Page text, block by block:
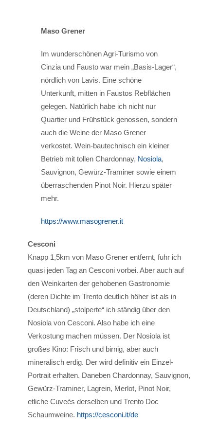
Maso Grener
Im wunderschönen Agri-Turismo von
Cinzia und Fausto war mein „Basis-Lager“,
nördlich von Lavis. Eine schöne
Unterkunft, mitten in Faustos Rebflächen
gelegen. Natürlich habe ich nicht nur
Quartier und Frühstück genossen, sondern
auch die Weine der Maso Grener
verkostet. Wein-bautechnisch ein kleiner
Betrieb mit tollen Chardonnay, Nosiola,
Sauvignon, Gewürz-Traminer sowie einem
überraschenden Pinot Noir. Hierzu später
mehr.
https://www.masogrener.it
Cesconi
Knapp 1,5km von Maso Grener entfernt, fuhr ich
quasi jeden Tag an Cesconi vorbei. Aber auch auf
den Weinkarten der gehobenen Gastronomie
(deren Dichte im Trento deutlich höher ist als in
Deutschland) „stolperte“ ich ständig über den
Nosiola von Cesconi. Also habe ich eine
Verkostung machen müssen. Der Nosiola ist
großes Kino: Frisch und birnig, aber auch
mineralisch erdig. Der wird definitiv ein Einzel-
Portrait erhalten. Daneben Chardonnay, Sauvignon,
Gewürz-Traminer, Lagrein, Merlot, Pinot Noir,
etliche Cuveés derselben und Trento Doc
Schaumweine. https://cesconi.it/de